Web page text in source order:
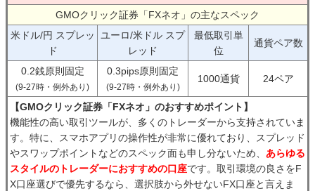
GMOクリック証券「FXネオ」の主なスペック
米ドル/円 スプレッ
ド
ユーロ/米ドル スプ
レッド
最低取引単
位
通貨ペア数
0.2銭原則固定
(9-27時・例外あり)
0.3pips原則固定
(9-27時・例外あり)
1000通貨 24ペア
【GMOクリック証券「FXネオ」のおすすめポイント】
機能性の高い取引ツールが、多くのトレーダーから支持されていま
す。特に、スマホアプリの操作性が非常に優れており、スプレッド
やスワップポイントなどのスペック面も申し分ないため、 あらゆる
スタイルのトレーダーにおすすめの口座です。取引環境の良さをF
X口座選びで優先するなら、選択肢から外せないFX口座と言えま